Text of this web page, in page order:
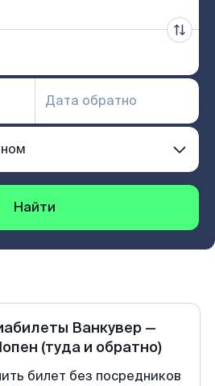
Найти
Ванкувер —
(туда и обратно)
билет без посредников